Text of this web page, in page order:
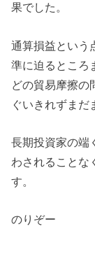
果でした。
通算損益という
準に迫るところ
どの貿易摩擦の
ぐいきれずまだ
長期投資家の端
わされることな
す。
のりぞー